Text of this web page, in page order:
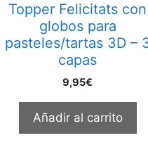
Topper Felicitats con
globos para
pasteles/tartas 3D –
capas
9,95€
Añadir al carrito